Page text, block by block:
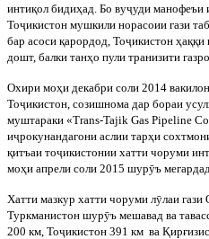
интиқол бидиҳад. Бо вуҷуди манофеъи
Тоҷикистон мушкили норасоии гази
бар асоси қарордод, Тоҷикистон ҳаққи
дошт, балки танҳо пули транизити
Охири моҳи декабри соли 2014
Тоҷикистон, созишнома дар бораи усул
муштараки «Trans-Tajik Gas Pipeline
иҷрокунандагони аслии тарҳи
қитъаи тоҷикистонии хатти чоруми
моҳи апрели соли 2015 шурӯъ мегардад.
Хатти мазкур хатти чоруми лӯлаи
Туркманистон шурӯъ мешавад ва
200 км, Тоҷикистон 391 км ва Қирғ